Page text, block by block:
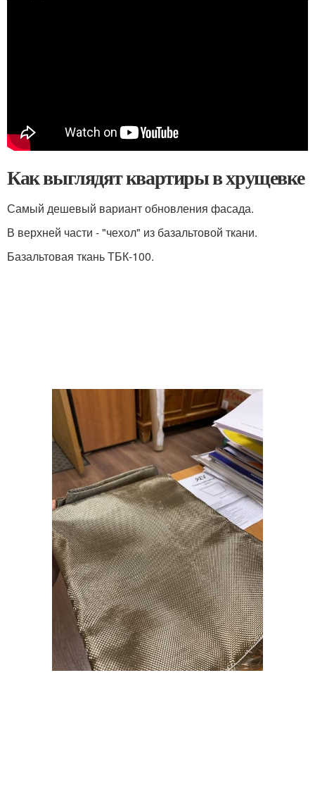
Как выглядят квартиры в хрущевке
Самый дешевый вариант обновления фасада.
В верхней части - "чехол" из базальтовой ткани.
Базальтовая ткань ТБК-100.